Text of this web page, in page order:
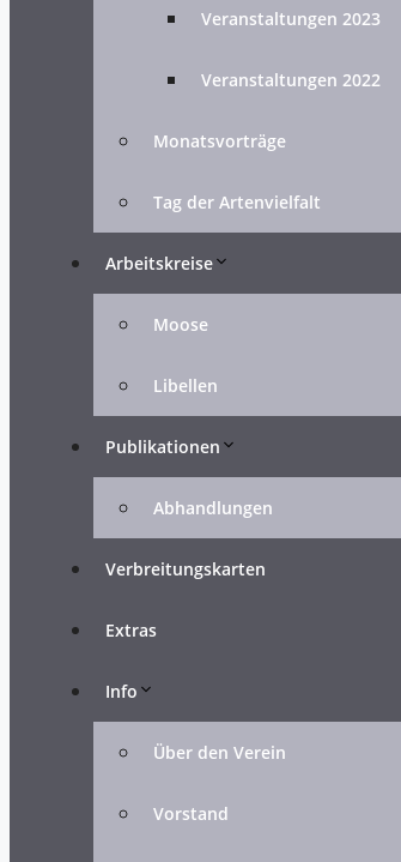
Veranstaltungen 2023
Veranstaltungen 2022
Monatsvorträge
Tag der Artenvielfalt
Arbeitskreise
Moose
Libellen
Publikationen
Abhandlungen
Verbreitungskarten
Extras
Info
Über den Verein
Vorstand